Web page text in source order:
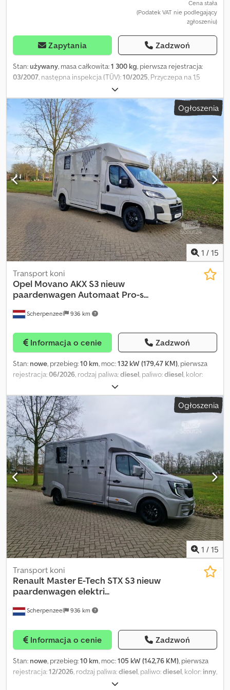
Cena stała
(Podatek VAT nie podlegający
zgłoszeniu)
Zapytania Zadzwoń
Stan:używany, masa całkowita:1 300 kg, pierwsza rejestracja:
03/2007, następna inspekcja (TÜV):10/2025, Przyczepa na 1,5
konia firmy Blomert. Sprzedaż wyłącznie na eksport! Lokalizacja:
Im Erlenkamp 15 Stała oferta ok. 25 używanych przyczep na
sprzedaż. Credpfx Asxn Hirspysf
Ogłoszenia
1 / 15
Scherpenzeel 936 km
Transport koni
Opel Movano AKX S3 nieuw
paardenwagen Automaat Pro-s...
Informacja o cenie Zadzwoń
Stan: nowe, przebieg:10 km, moc:132 kW (179,47 KM), pierwsza
rejestracja:06/2026, rodzaj paliwa:diesel, paliwo:diesel, kolor:
automatyczny
3, długość przestrzeni ładunkowej:6 300 mm, szerokość
przestrzeni ładunkowej:
, wysokość przestrzeni
ładunkowej:3 000 mm
elektryczne sterowanie szybami, klimatyzacja, lusterko
elektryczne, system nawigacji, tempomat, zaczep do
przyczepy, = Dalsze opcje i wyposażenie = - Tylne drzwi -
Klimatyzacja - Aluminiowe felgi = Dalsze informacje = Crjdpfx
Apeymnp Eoyof Rok modelowy: 2026 Marka zabudowy: AKX Cena:
Na zapytanie
Ogłoszenia
1 / 15
Scherpenzeel 936 km
Transport koni
Renault Master E-Tech STX S3 nieuw
paardenwagen elektri...
Informacja o cenie Zadzwoń
Stan: nowe, przebieg:10 km, moc:105 kW (142,76 KM), pierwsza
rejestracja:12/2026 , rodzaj paliwa:diesel , paliwo:diesel , kolor: inny
, liczba biegów: